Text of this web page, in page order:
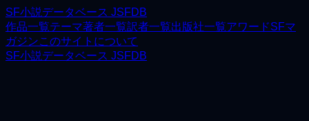
SF小説データベース JSFDB
作品一覧テーマ著者一覧訳者一覧出版社一覧アワードSFマ
ガジンこのサイトについて
SF小説データベース JSFDB